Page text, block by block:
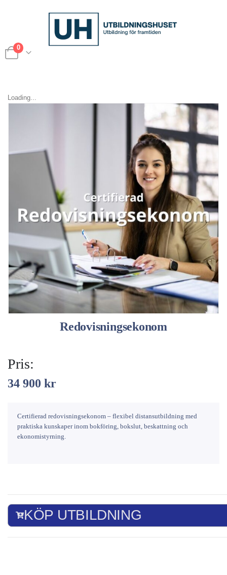
0
Loading...
Redovisningsekonom
Pris:
34 900 kr
Certifierad redovisningsekonom – flexibel distansutbildning med
praktiska kunskaper inom bokföring, bokslut, beskattning och
ekonomistyrning.
KÖP UTBILDNING